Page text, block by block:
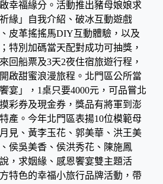
幸福緣分。活動推出豬母娘娘求
緣」自我介紹、破冰互動遊戲
皮革搖搖馬DIY互動體驗，以及
特別加碼當天配對成功可抽獎，
回船票及3天2夜住宿旅遊行程，
啟甜蜜浪漫旅程。北門區公所當
宴」，1桌只要4000元，可品嘗北
彩券及現金券，獎品有將軍到澎
產。今年北門區表揚10位模範母
見、黃李玉花、郭美華、洪王美
侯吳美香、侯洪秀花、陳施鳳
，求姻緣、感恩饗宴雙主題活
特色的幸福小旅行品牌活動，帶